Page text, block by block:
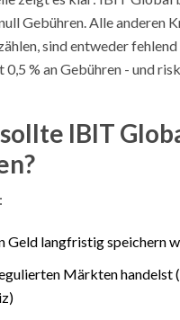
Gebühren. Alle anderen
sind entweder
0,5 % an Gebühren - und
IBIT
Geld langfristig speichern
Märkten handelst